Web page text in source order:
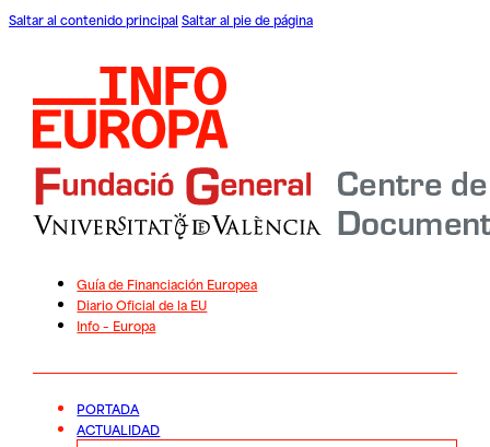
Saltar al contenido principal Saltar al pie de página
Guía de Financiación Europea
Diario Oficial de la EU
Info – Europa
PORTADA
ACTUALIDAD